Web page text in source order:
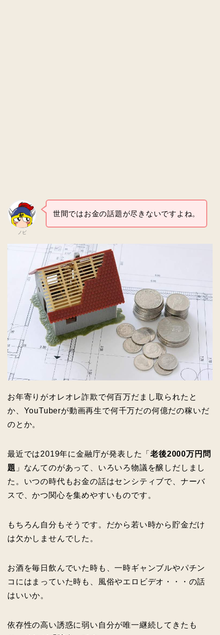
ノビ
世間ではお金の話題が尽きないですよね。
お年寄りがオレオレ詐欺で何百万だまし取られたと
か、YouTuberが動画再生で何千万だの何億だの稼いだ
のとか。
最近では2019年に金融庁が発表した「老後2000万円問
題 」なんてのがあって、いろいろ物議を醸しだしまし
た。いつの時代もお金の話はセンシティブで、ナーバ
スで、かつ関心を集めやすいものです。
もちろん自分もそうです。だから若い時から貯金だけ
は欠かしませんでした。
お酒を毎日飲んでいた時も、一時ギャンブルやパチン
コにはまっていた時も、風俗やエロビデオ・・・の話
はいいか。
依存性の高い誘惑に弱い自分が唯一継続してきたも